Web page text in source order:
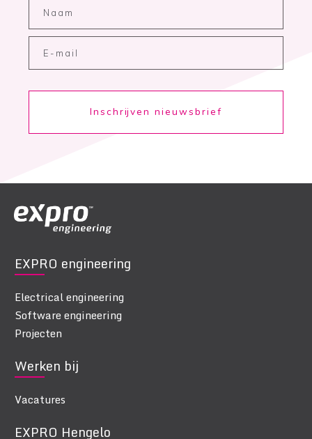
Inschrijven nieuwsbrief
EXPRO engineering
Electrical engineering
Software engineering
Projecten
Werken bij
Vacatures
EXPRO Hengelo